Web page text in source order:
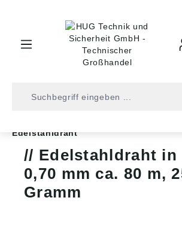
Edelstahldraht
Edelstahldraht in
0,70 mm ca. 80 m,
Gramm